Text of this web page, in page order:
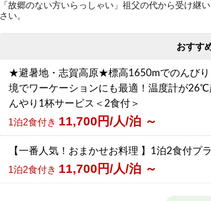
「故郷のない方いらっしゃい」祖父の代から受け継
さい。
おすす
★避暑地・志賀高原★標高1650mでのんびり
境でワーケーションにも最適！温度計が26℃
んやり1杯サービス＜2食付＞
1泊2食付き 11,700円/人/泊 ～
【一番人気！おまかせお料理 】1泊2食付プ
1泊2食付き 11,700円/人/泊 ～